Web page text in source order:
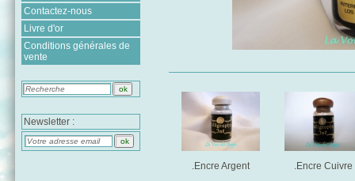
Contactez-nous
Livre d'or
Conditions générales de
vente
Newsletter :
.Encre Argent .Encre Cuivre